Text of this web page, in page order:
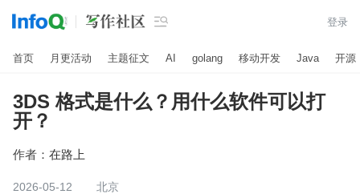
 登录
首页 月更活动 主题征文 AI golang 移动开发 Java 开源
3DS 格式是什么？用什么软件可以打
开？
作者： 在路上
2026-05-12
北京